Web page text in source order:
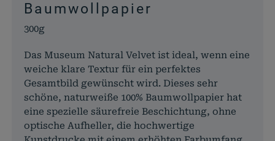
Baumwollpapier
300g
Das Museum Natural Velvet ist ideal, wenn eine
weiche klare Textur für ein perfektes
Gesamtbild gewünscht wird. Dieses sehr
schöne, naturweiße 100% Baumwollpapier hat
eine spezielle säurefreie Beschichtung, ohne
optische Aufheller, die hochwertige